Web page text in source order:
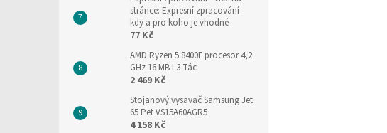
stránce: Expresní zpracování -
kdy a pro koho je vhodné
77 Kč
AMD Ryzen 5 8400F procesor 4,2
GHz 16 MB L3 Tác
2 469 Kč
Stojanový vysavač Samsung Jet
65 Pet VS15A60AGR5
4 158 Kč